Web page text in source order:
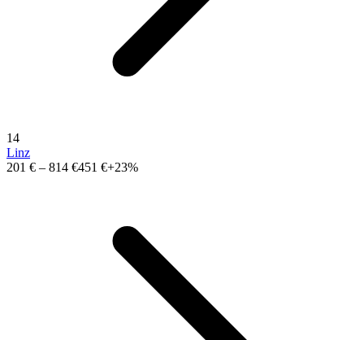
14
Linz
201 € – 814 €451 €+23%